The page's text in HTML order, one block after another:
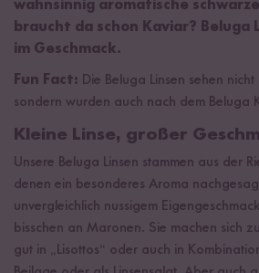
wahnsinnig aromatische
braucht da schon Kaviar? Beluga
im Geschmack.
Fun Fact: Die Beluga Linsen sehen
sondern wurden auch nach dem Beluga
Kleine Linse, großer
Unsere Beluga Linsen stammen aus der
denen ein besonderes Aroma
unvergleichlich nussigem
bisschen an Maronen. Sie machen sich
gut in „Lisottos“ oder auch in